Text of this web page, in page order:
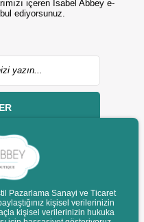
içeren Isabel Abbey e-
ediyorsunuz.
Hakları Saklıdır.
Pazarlama Sanayi ve Ticaret
kişisel verilerinizin
kişisel verilerinizin hukuka